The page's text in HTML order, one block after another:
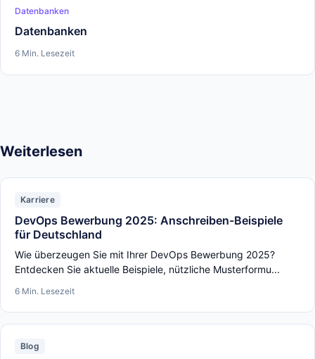
Datenbanken
Datenbanken
6 Min. Lesezeit
Weiterlesen
Karriere
DevOps Bewerbung 2025: Anschreiben-Beispiele
für Deutschland
Wie überzeugen Sie mit Ihrer DevOps Bewerbung 2025?
Entdecken Sie aktuelle Beispiele, nützliche Musterformu...
6 Min. Lesezeit
Blog